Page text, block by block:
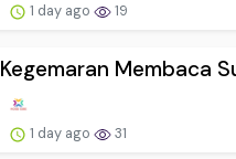
1 day ago 19
Kegemaran Membaca
1 day ago 31